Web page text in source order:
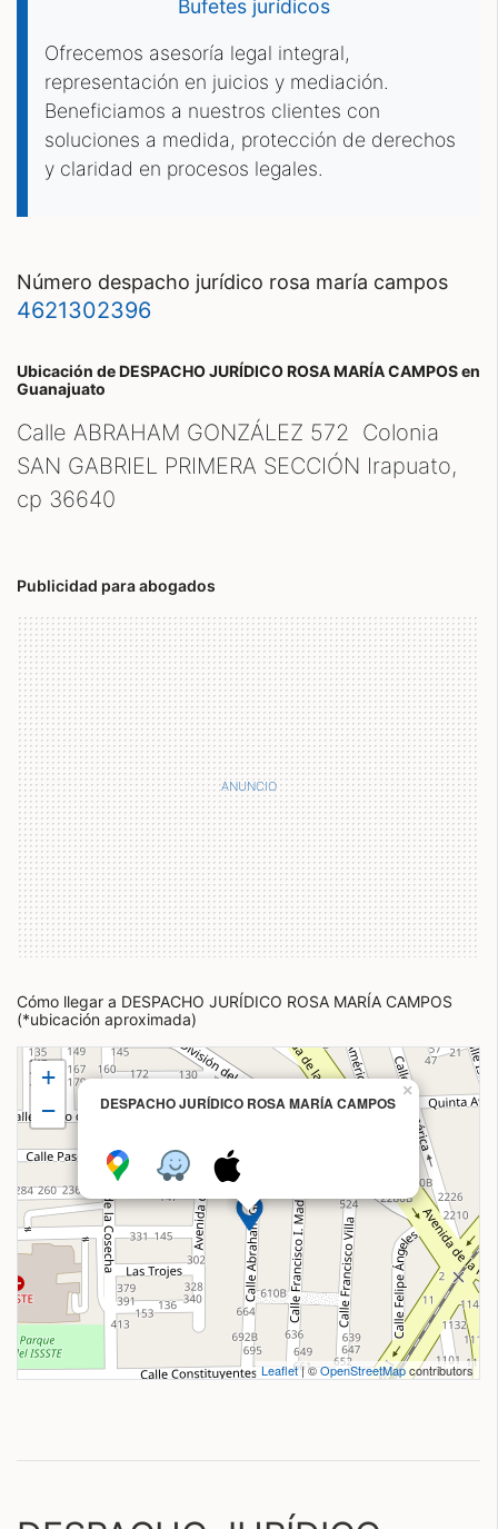
Bufetes jurídicos
Ofrecemos asesoría legal integral,
representación en juicios y mediación.
Beneficiamos a nuestros clientes con
soluciones a medida, protección de derechos
y claridad en procesos legales.
número despacho jurídico rosa maría campos
4621302396
Ubicación de DESPACHO JURÍDICO ROSA MARÍA CAMPOSen
Guanajuato
Calle ABRAHAM GONZÁLEZ 572 Colonia
SAN GABRIEL PRIMERA SECCIÓN Irapuato,
cp 36640
Publicidad para abogados
Cómo llegar a DESPACHO JURÍDICO ROSA MARÍA CAMPOS
(*ubicación aproximada)
DESPACHO JURÍDICO ROSA MARÍA CAMPOS
×
+
−
Leaflet| ©OpenStreetMapcontributors